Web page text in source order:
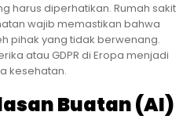
harus diperhatikan. Rumah sakit
wajib memastikan bahwa
pihak yang tidak berwenang.
atau GDPR di Eropa menjadi
kesehatan.
Buatan (AI)